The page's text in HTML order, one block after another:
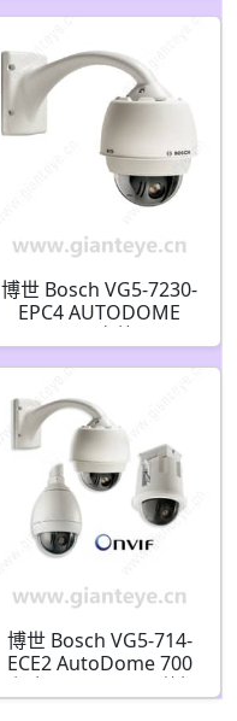
博世 Bosch VG5-7230-
EPC4 AUTODOME
7000 2MP 室外 PTZ IP
F01U291237
博世 Bosch VG5-714-
ECE2 AutoDome 700
系列 36x PAL IP 吊装摄